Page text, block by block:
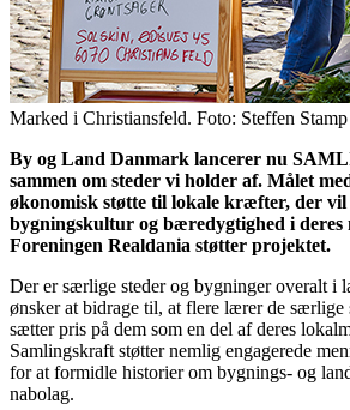
Marked i Christiansfeld. Foto: Steffen Stamp
By og Land Danmark lancerer nu
sammen om steder vi holder af. Målet
økonomisk støtte til lokale kræfter, der vil
bygningskultur og bæredygtighed i
Foreningen Realdania støtter projektet.
Der er særlige steder og bygninger overalt i
ønsker at bidrage til, at flere lærer de særlige
sætter pris på dem som en del af deres
Samlingskraft støtter nemlig engagerede
for at formidle historier om bygnings- og
nabolag.